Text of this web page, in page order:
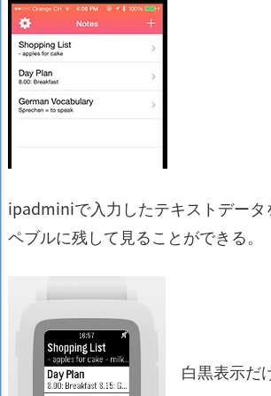
ipadminiで入力したテキストデータ
ペブルに残して見ることができる。
白黒表示だ